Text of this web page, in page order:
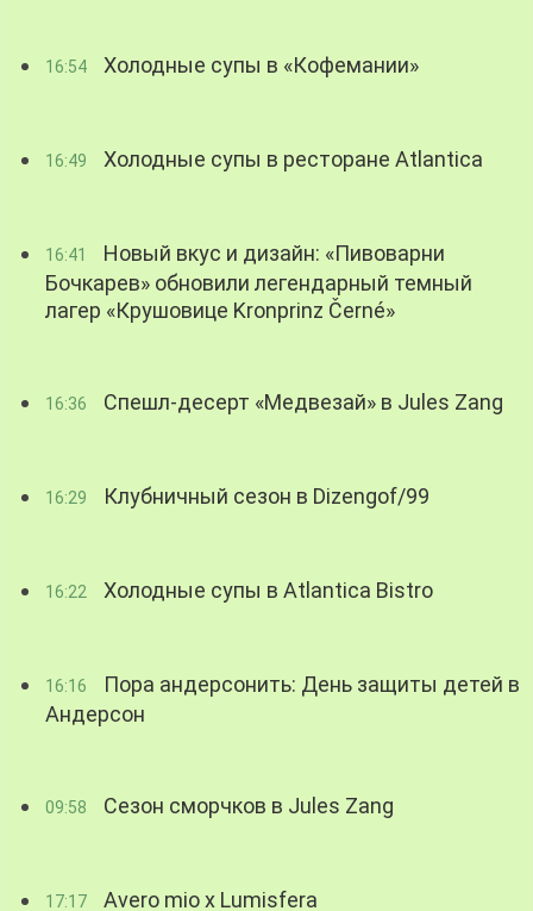
16:54 Холодные супы в «Кофемании»
16:49 Холодные супы в ресторане Atlantica
16:41
Новый вкус и дизайн: «Пивоварни
Бочкарев» обновили легендарный темный
лагер «Крушовице Kronprinz Černé»
16:36 Спешл-десерт «Медвезай» в Jules Zang
16:29 Клубничный сезон в Dizengof/99
16:22 Холодные супы в Atlantica Bistro
16:16
Пора андерсонить: День защиты детей в
Андерсон
09:58 Сезон сморчков в Jules Zang
17:17 Avero mio x Lumisfera